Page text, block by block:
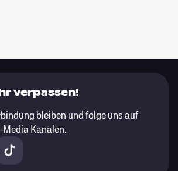
verpassen!
bleiben und folge uns auf
Kanälen.